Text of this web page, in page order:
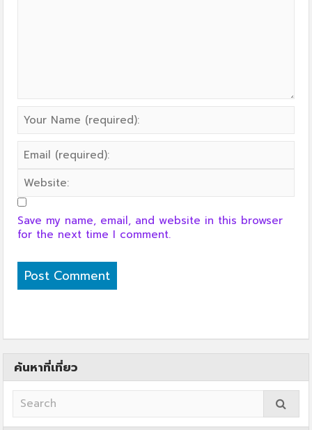
Save my name, email, and website in this browser
for the next time I comment.
ค้นหาที่เที่ยว